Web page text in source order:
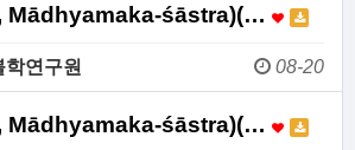
Mādhyamaka-śāstra)(…
연구원 08-20
Mādhyamaka-śāstra)(…